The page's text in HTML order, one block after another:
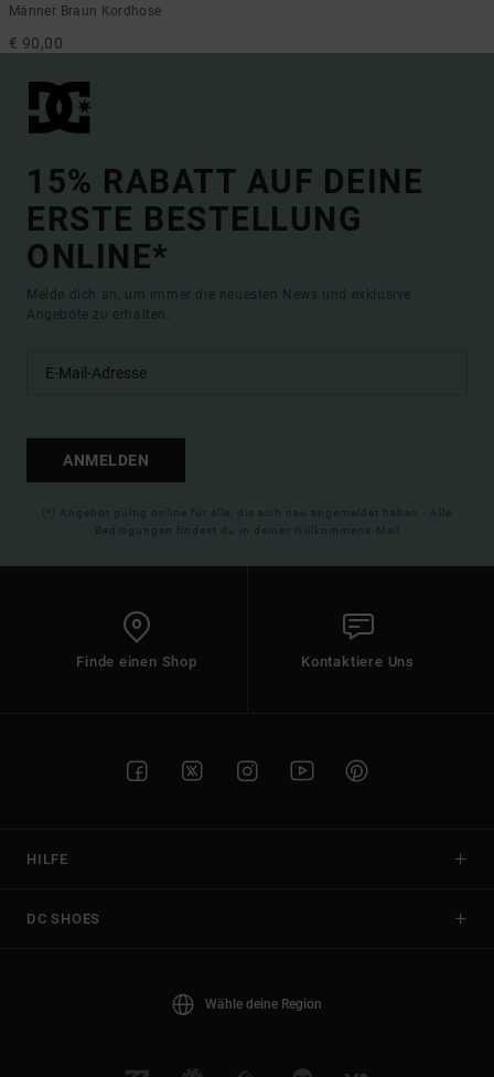
Männer Braun Kordhose
€ 90,00
15% RABATT AUF DEINE
ERSTE BESTELLUNG
ONLINE*
Melde dich an, um immer die neuesten News und exklusive
Angebote zu erhalten.
ANMELDEN
(*) Angebot gültig online für alle, die sich neu angemeldet haben - Alle
Bedingungen findest du in deiner Willkommens-Mail
Finde einen Shop Kontaktiere Uns
HILFE
DC SHOES
Wähle deine Region